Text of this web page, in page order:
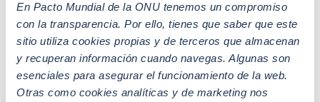
En Pacto Mundial de la ONU tenemos un compromiso
con la transparencia. Por ello, tienes que saber que este
sitio utiliza cookies propias y de terceros que almacenan
y recuperan información cuando navegas. Algunas son
esenciales para asegurar el funcionamiento de la web.
Otras como cookies analíticas y de marketing nos